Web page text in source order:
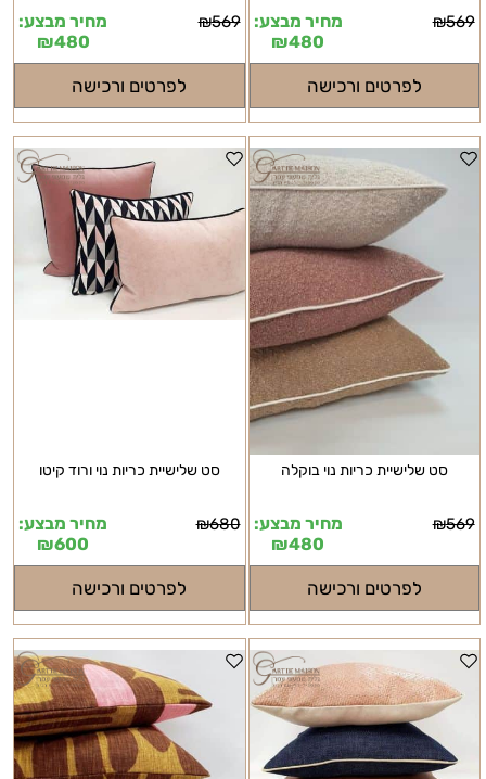
₪569
מחיר מבצע:
₪480
לפרטים ורכישה
₪569
מחיר מבצע:
₪480
לפרטים ורכישה
סט שלישיית כריות נוי בוקלה
₪569
מחיר מבצע:
₪480
לפרטים ורכישה
סט שלישיית כריות נוי ורוד קיטו
₪680
מחיר מבצע:
₪600
לפרטים ורכישה